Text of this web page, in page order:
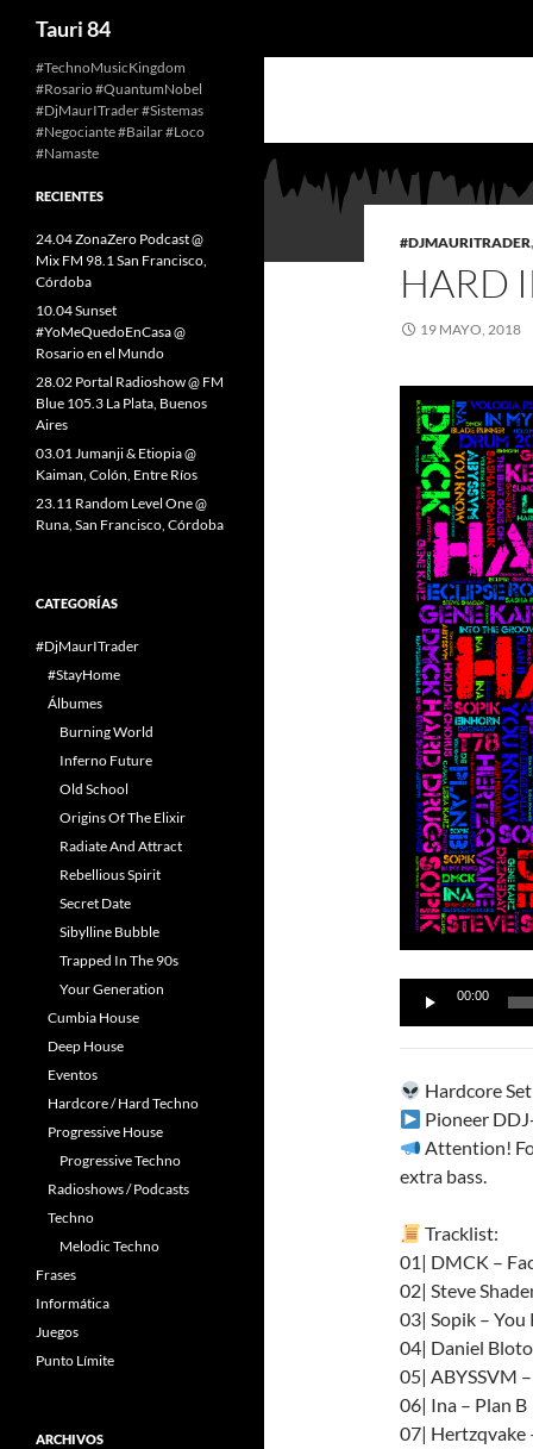
Saltar
contenido
Tauri 84
#DJMAURITRADER,
HARD
19 MAYO, 2018
Reproductor
audio
00:00
Hardcore Set
Pioneer
Attention!
extra bass.
Tracklist:
01| DMCK –
02| Steve
03| Sopik – You
04| Daniel
05| ABYSSVM
06| Ina – Plan B
07| Hertzqvake
#TechnoMusicKingdom
#Rosario #QuantumNobel
#DjMaurITrader #Sistemas
#Negociante #Bailar #Loco
#Namaste
RECIENTES
24.04 ZonaZero Podcast @
Mix FM 98.1 San Francisco,
Córdoba
10.04 Sunset
#YoMeQuedoEnCasa @
Rosario en el Mundo
28.02 Portal Radioshow @ FM
Blue 105.3 La Plata, Buenos
Aires
03.01 Jumanji & Etiopia @
Kaiman, Colón, Entre Ríos
23.11 Random Level One @
Runa, San Francisco, Córdoba
CATEGORÍAS
#DjMaurITrader
#StayHome
Álbumes
Burning World
Inferno Future
Old School
Origins Of The Elixir
Radiate And Attract
Rebellious Spirit
Secret Date
Sibylline Bubble
Trapped In The 90s
Your Generation
Cumbia House
Deep House
Eventos
Hardcore / Hard Techno
Progressive House
Progressive Techno
Radioshows / Podcasts
Techno
Melodic Techno
Frases
Informática
Juegos
Punto Límite
ARCHIVOS